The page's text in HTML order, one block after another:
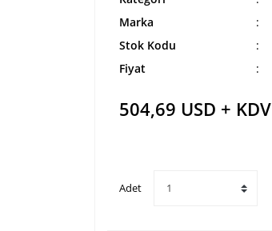
Marka
Stok Kodu
Fiyat
504,69 USD + KDV
Adet